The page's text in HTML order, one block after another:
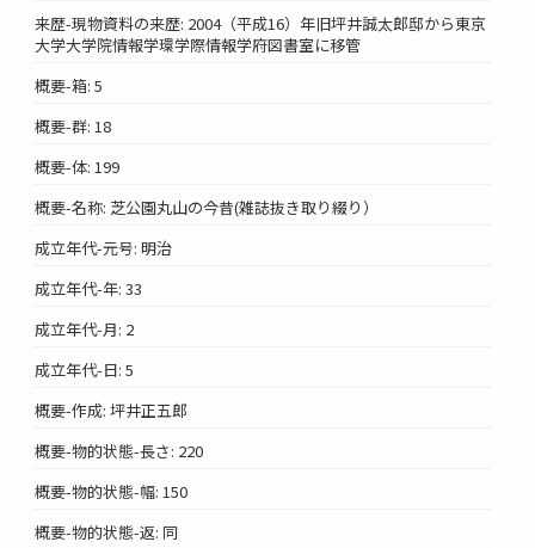
来歴-現物資料の来歴: 2004（平成16）年旧坪井誠太郎邸から東京
大学大学院情報学環学際情報学府図書室に移管
概要-箱: 5
概要-群: 18
概要-体: 199
概要-名称: 芝公園丸山の今昔(雑誌抜き取り綴り）
成立年代-元号: 明治
成立年代-年: 33
成立年代-月: 2
成立年代-日: 5
概要-作成: 坪井正五郎
概要-物的状態-長さ: 220
概要-物的状態-幅: 150
概要-物的状態-返: 同